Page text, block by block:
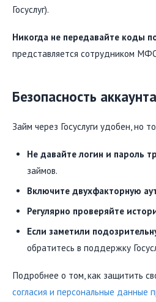
Госуслуг).
Никогда не передавайте коды
представляется сотрудником
Безопасность
Займ через Госуслуги удобен, но
Не давайте логин и пароль
займов.
Включите двухфакторную
Регулярно проверяйте
Если заметили
обратитесь в поддержку
Подробнее о том, как защитить
согласия и персональные данные